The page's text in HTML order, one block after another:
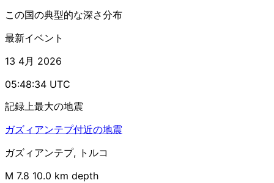
この国の典型的な深さ分布
最新イベント
13 4月 2026
05:48:34 UTC
記録上最大の地震
ガズィアンテプ付近の地震
ガズィアンテプ, トルコ
M 7.8 10.0 km depth